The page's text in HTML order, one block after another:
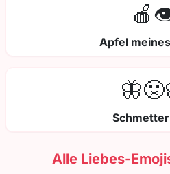
Apfel
Alle Liebes-